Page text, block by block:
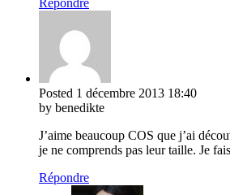
Posted 1 décembre 2013 18:40
by benedikte
J’aime beaucoup COS que j’ai
je ne comprends pas leur taille. Je
Répondre